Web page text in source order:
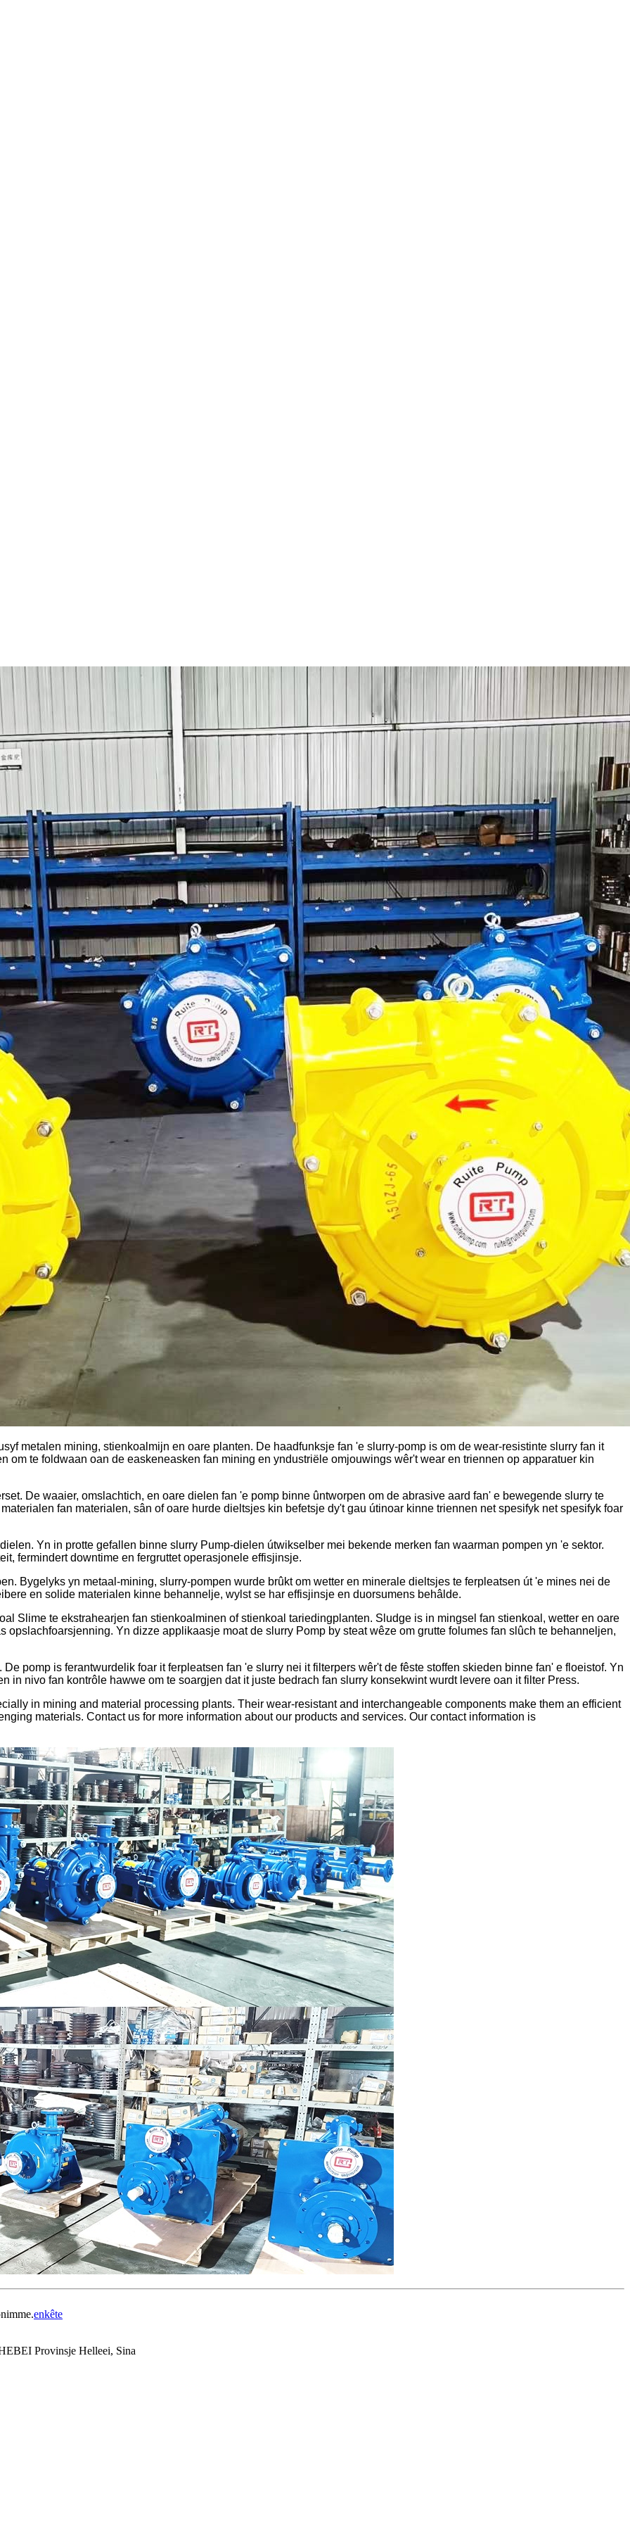
metalen mining, stienkoalmijn en oare planten. De haadfunksje fan 'e slurry-pomp is om de wear-resistinte slurry fan it
om te foldwaan oan de easkeneasken fan mining en yndustriële omjouwings wêr't wear en triennen op apparatuer kin
De waaier, omslachtich, en oare dielen fan 'e pomp binne ûntworpen om de abrasive aard fan' e bewegende slurry te
fan materialen, sân of oare hurde dieltsjes kin befetsje dy't gau útinoar kinne triennen net spesifyk net spesifyk foar
Yn in protte gefallen binne slurry Pump-dielen útwikselber mei bekende merken fan waarman pompen yn 'e sektor.
fermindert downtime en fergruttet operasjonele effisjinsje.
Bygelyks yn metaal-mining, slurry-pompen wurde brûkt om wetter en minerale dieltsjes te ferpleatsen út 'e mines nei de
en solide materialen kinne behannelje, wylst se har effisjinsje en duorsumens behâlde.
Slime te ekstrahearjen fan stienkoalminen of stienkoal tariedingplanten. Sludge is in mingsel fan stienkoal, wetter en oare
Yn dizze applikaasje moat de slurry Pomp by steat wêze om grutte folumes fan slûch te behanneljen,
pomp is ferantwurdelik foar it ferpleatsen fan 'e slurry nei it filterpers wêr't de fêste stoffen skieden binne fan' e floeistof. Yn
in nivo fan kontrôle hawwe om te soargjen dat it juste bedrach fan slurry konsekwint wurdt levere oan it filter Press.
in mining and material processing plants. Their wear-resistant and interchangeable components make them an efficient
materials. Contact us for more information about our products and services. Our contact information is
enkête
Provinsje Helleei, Sina